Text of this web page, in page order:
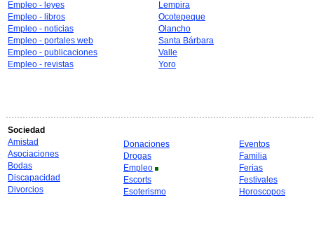
Empleo - leyes
Empleo - libros
Empleo - noticias
Empleo - portales web
Empleo - publicaciones
Empleo - revistas
Lempira
Ocotepeque
Olancho
Santa Bárbara
Valle
Yoro
Sociedad
Amistad
Asociaciones
Bodas
Discapacidad
Divorcios
Donaciones
Drogas
Empleo
Escorts
Esoterismo
Eventos
Familia
Ferias
Festivales
Horoscopos